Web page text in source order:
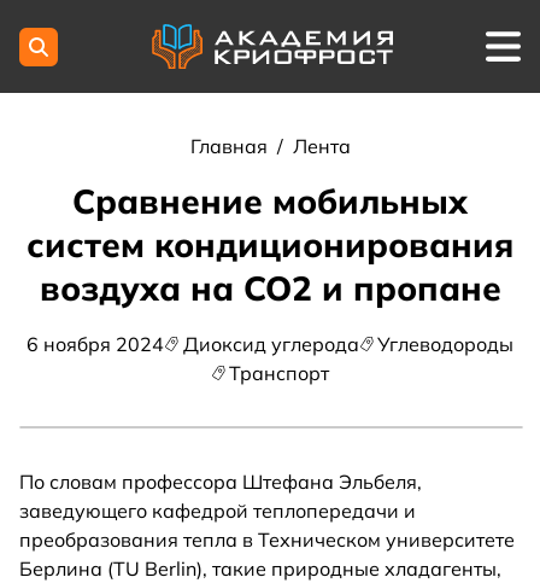
Главная / Лента
Сравнение мобильных
систем кондиционирования
воздуха на CO2 и пропане
6 ноября 2024 Диоксид углерода
Углеводороды
Транспорт
По словам профессора Штефана Эльбеля,
заведующего кафедрой теплопередачи и
преобразования тепла в Техническом университете
Берлина (TU Berlin), такие природные хладагенты,